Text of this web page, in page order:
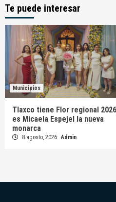
Te puede interesar
Municipios
Tlaxco tiene Flor regional
es Micaela Espejel la nueva
monarca
8 agosto, 2026 Admin